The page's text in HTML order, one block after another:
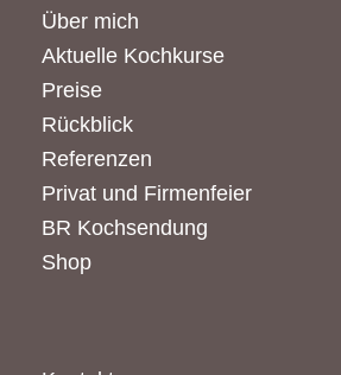
Über mich
Aktuelle Kochkurse
Preise
Rückblick
Referenzen
Privat und Firmenfeier
BR Kochsendung
Shop